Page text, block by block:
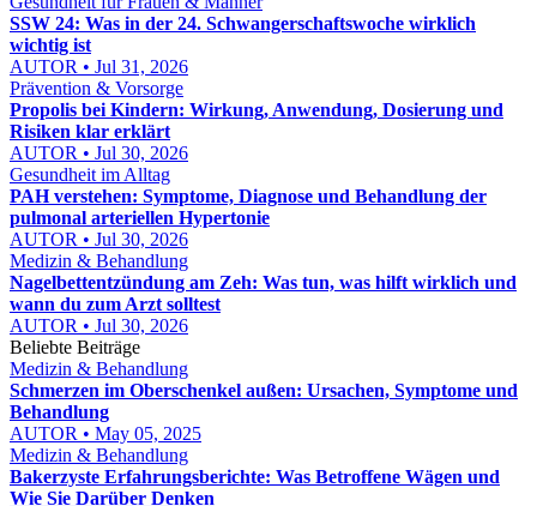
SSW 24: Was in der 24. Schwangerschaftswoche wirklich
wichtig ist
AUTOR • Jul 31, 2026
Prävention & Vorsorge
Propolis bei Kindern: Wirkung, Anwendung, Dosierung und
Risiken klar erklärt
AUTOR • Jul 30, 2026
Gesundheit im Alltag
PAH verstehen: Symptome, Diagnose und Behandlung der
pulmonal arteriellen Hypertonie
AUTOR • Jul 30, 2026
Medizin & Behandlung
Nagelbettentzündung am Zeh: Was tun, was hilft wirklich und
wann du zum Arzt solltest
AUTOR • Jul 30, 2026
Beliebte Beiträge
Medizin & Behandlung
Schmerzen im Oberschenkel außen: Ursachen, Symptome und
Behandlung
AUTOR • May 05, 2025
Medizin & Behandlung
Bakerzyste Erfahrungsberichte: Was Betroffene Wägen und
Wie Sie Darüber Denken